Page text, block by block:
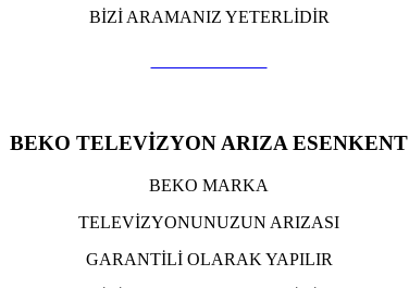
BİZİ ARAMANIZ YETERLİDİR
BEKO TELEVİZYON ARIZA ESENKENT
BEKO MARKA
TELEVİZYONUNUZUN ARIZASI
GARANTİLİ OLARAK YAPILIR